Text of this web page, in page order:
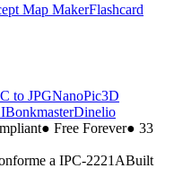
Map MakerFlashcard
to JPGNanoPic3D
BonkmasterDinelio
● Free Forever● 33
a IPC-2221ABuilt